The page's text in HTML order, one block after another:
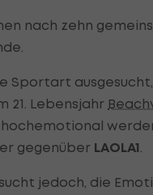
nach zehn
Sportart
21. Lebensjahr
gegenüber LAOLA1.
jedoch, die